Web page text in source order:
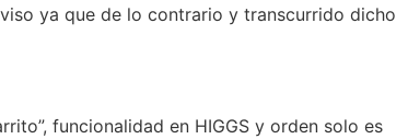
ya que de lo contrario y transcurrido dicho
funcionalidad en HIGGS y orden solo es